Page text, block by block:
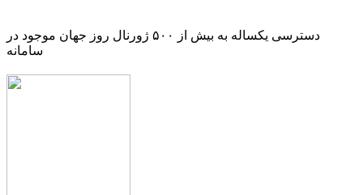
دسترسی یکساله به بیش از ۵۰۰ ژورنال روز جهان موجود در
سامانه